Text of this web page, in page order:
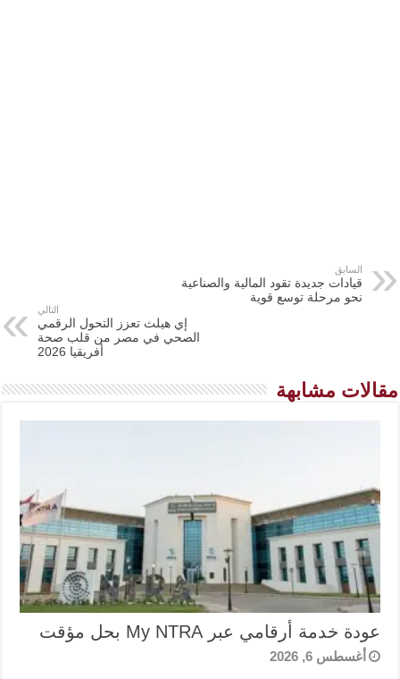
السابق
قيادات جديدة تقود المالية والصناعية
نحو مرحلة توسع قوية
التالي
إي هيلث تعزز التحول الرقمي
الصحي في مصر من قلب صحة
أفريقيا 2026
مقالات مشابهة
عودة خدمة أرقامي عبر My NTRA بحل مؤقت
أغسطس 6, 2026